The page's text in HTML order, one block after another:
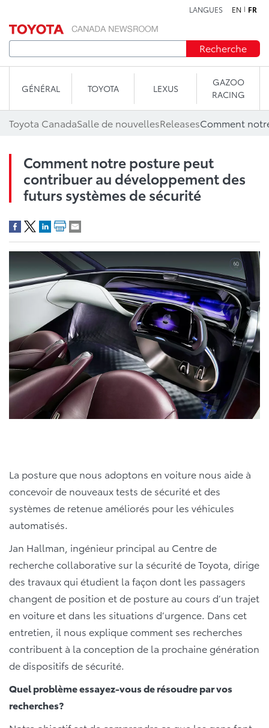
LANGUES EN FR
Recherche
GÉNÉRAL TOYOTA LEXUS
GAZOO
RACING
Toyota CanadaSalle de nouvellesReleases
Comment notre posture peut
contribuer au développement des
futurs systèmes de sécurité
La posture que nous adoptons en voiture nous aide à
concevoir de nouveaux tests de sécurité et des
systèmes de retenue améliorés pour les véhicules
automatisés.
Jan Hallman, ingénieur principal au Centre de
recherche collaborative sur la sécurité de Toyota, dirige
des travaux qui étudient la façon dont les passagers
changent de position et de posture au cours d’un trajet
en voiture et dans les situations d’urgence. Dans cet
entretien, il nous explique comment ses recherches
contribuent à la conception de la prochaine génération
de dispositifs de sécurité.
Quel problème essayez-vous de résoudre par vos
recherches?